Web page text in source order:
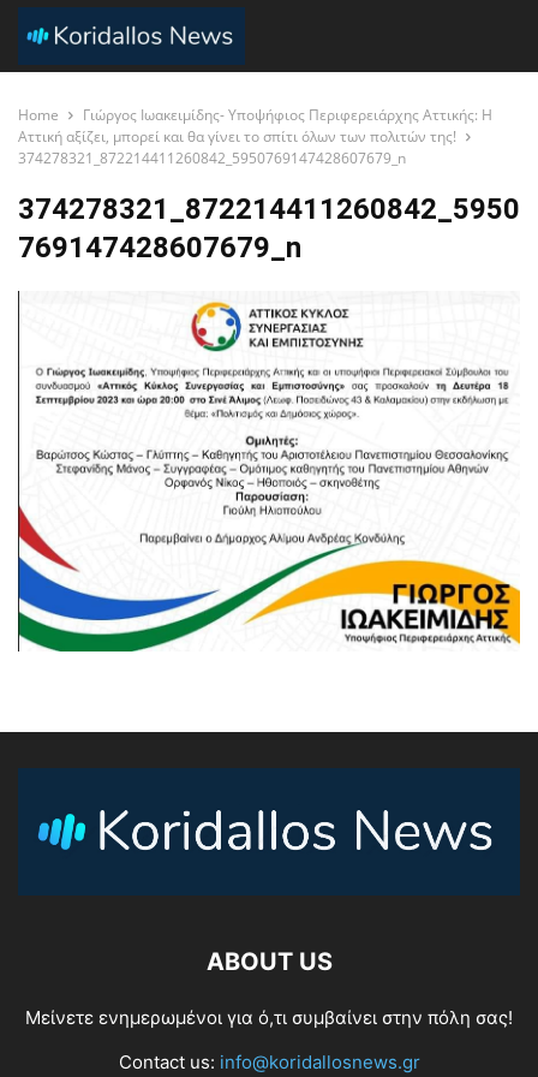
Home
Γιώργος Ιωακειμίδης- Υποψήφιος Περιφερειάρχης Αττικής: Η
Αττική αξίζει, μπορεί και θα γίνει το σπίτι όλων των πολιτών της!
374278321_872214411260842_5950769147428607679_n
374278321_872214411260842_5950
769147428607679_n
ABOUT US
Μείνετε ενημερωμένοι για ό,τι συμβαίνει στην πόλη σας!
Contact us: info@koridallosnews.gr